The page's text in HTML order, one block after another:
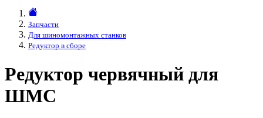
Запчасти
Для шиномонтажных станков
Редуктор в сборе
Редуктор червячный для
ШМС